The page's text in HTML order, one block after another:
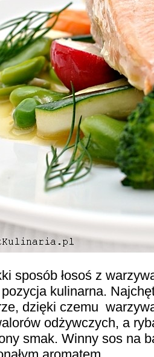
sposób łosoś z
kulinarna.
dzięki czemu
odżywczych, a
smak. Winny sos na